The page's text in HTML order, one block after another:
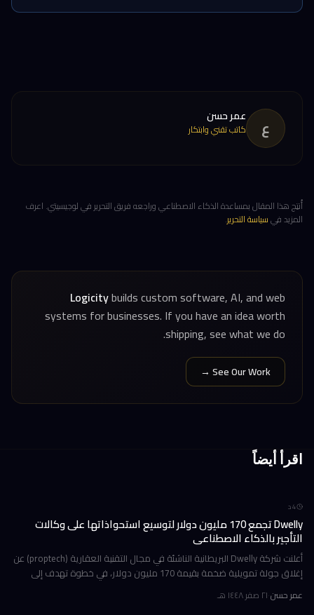
ع عمر حسن
كاتب تقني وابتكار
أُنتِج هذا المقال بمساعدة الذكاء الاصطناعي وراجعه فريق التحرير في لوجيسيتي. اعرف
المزيد فيسياسة التحرير.
Logicitybuilds custom software, AI, and web
systems for businesses. If you have an idea worth
shipping, see what we do.
See Our Work →
اقرأ أيضاً
4د
Dwelly تجمع 170 مليون دولار لتوسيع استحواذاتها على وكالات
التأجير بالذكاء الاصطناعي
أعلنت شركة Dwelly البريطانية الناشئة في مجال التقنية العقارية (proptech) عن
إغلاق جولة تمويلية ضخمة بقيمة 170 مليون دولار، في خطوة تهدف إلى
عمر حسن·٢١ صفر ١٤٤٨ هـ